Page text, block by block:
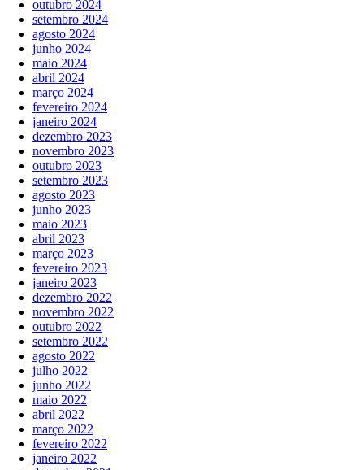
outubro 2024
setembro 2024
agosto 2024
junho 2024
maio 2024
abril 2024
março 2024
fevereiro 2024
janeiro 2024
dezembro 2023
novembro 2023
outubro 2023
setembro 2023
agosto 2023
junho 2023
maio 2023
abril 2023
março 2023
fevereiro 2023
janeiro 2023
dezembro 2022
novembro 2022
outubro 2022
setembro 2022
agosto 2022
julho 2022
junho 2022
maio 2022
abril 2022
março 2022
fevereiro 2022
janeiro 2022